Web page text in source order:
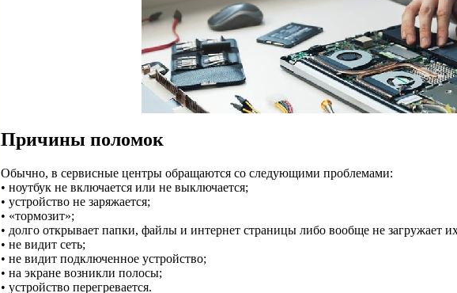
Причины поломок
Обычно, в сервисные центры обращаются со следующими проблемами:
• ноутбук не включается или не выключается;
• устройство не заряжается;
• «тормозит»;
• долго открывает папки, файлы и интернет страницы либо вообще не загружает
• не видит сеть;
• не видит подключенное устройство;
• на экране возникли полосы;
• устройство перегревается.